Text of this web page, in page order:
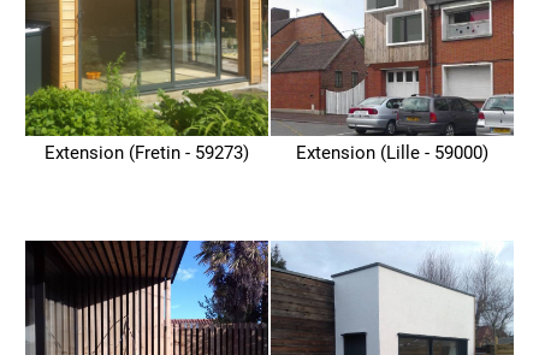
Extension (Fretin - 59273) Extension (Lille - 59000)